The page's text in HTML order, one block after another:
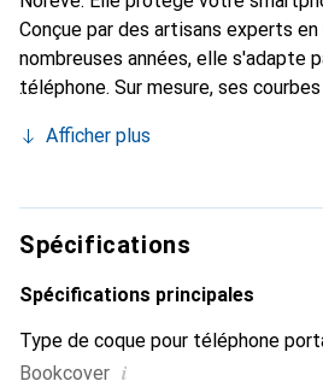
Conçue par des artisans experts
nombreuses années, elle s'adapte
téléphone. Sur mesure, ses
chic et indispensable pour votre
marque Noreve est un choix sûr
exigeante.
Afficher plus
Spécifications
Spécifications principales
Type de coque pour téléphone
Bookcover i